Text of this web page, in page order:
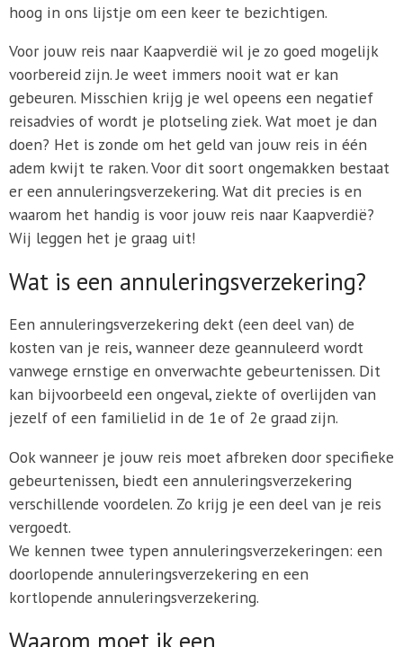
hoog in ons lijstje om een keer te bezichtigen.
Voor jouw reis naar Kaapverdië wil je zo goed mogelijk
voorbereid zijn. Je weet immers nooit wat er kan
gebeuren. Misschien krijg je wel opeens een negatief
reisadvies of wordt je plotseling ziek. Wat moet je dan
doen? Het is zonde om het geld van jouw reis in één
adem kwijt te raken. Voor dit soort ongemakken bestaat
er een annuleringsverzekering. Wat dit precies is en
waarom het handig is voor jouw reis naar Kaapverdië?
Wij leggen het je graag uit!
Wat is een annuleringsverzekering?
Een annuleringsverzekering dekt (een deel van) de
kosten van je reis, wanneer deze geannuleerd wordt
vanwege ernstige en onverwachte gebeurtenissen. Dit
kan bijvoorbeeld een ongeval, ziekte of overlijden van
jezelf of een familielid in de 1e of 2e graad zijn.
Ook wanneer je jouw reis moet afbreken door specifieke
gebeurtenissen, biedt een annuleringsverzekering
verschillende voordelen. Zo krijg je een deel van je reis
vergoedt.
We kennen twee typen annuleringsverzekeringen: een
doorlopende annuleringsverzekering en een
kortlopende annuleringsverzekering.
Waarom moet ik een